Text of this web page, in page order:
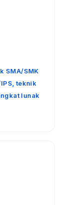
SMA/SMK
IPS, teknik
lunak